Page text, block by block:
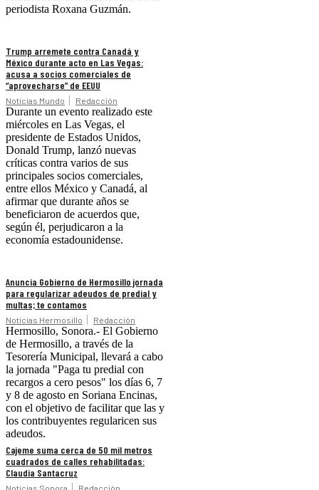
periodista Roxana Guzmán.
Trump arremete contra Canadá y
México durante acto en Las Vegas:
acusa a socios comerciales de
“aprovecharse” de EEUU
Noticias Mundo Redacción
Durante un evento realizado este
miércoles en Las Vegas, el
presidente de Estados Unidos,
Donald Trump, lanzó nuevas
críticas contra varios de sus
principales socios comerciales,
entre ellos México y Canadá, al
afirmar que durante años se
beneficiaron de acuerdos que,
según él, perjudicaron a la
economía estadounidense.
Anuncia Gobierno de Hermosillo jornada
para regularizar adeudos de predial y
multas; te contamos
Noticias Hermosillo Redacción
Hermosillo, Sonora.- El Gobierno
de Hermosillo, a través de la
Tesorería Municipal, llevará a cabo
la jornada "Paga tu predial con
recargos a cero pesos" los días 6, 7
y 8 de agosto en Soriana Encinas,
con el objetivo de facilitar que las y
los contribuyentes regularicen sus
adeudos.
Cajeme suma cerca de 50 mil metros
cuadrados de calles rehabilitadas:
Claudia Santacruz
Noticias Sonora Redacción